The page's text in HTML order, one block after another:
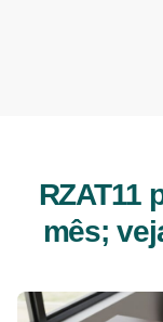
RZAT11
mês;